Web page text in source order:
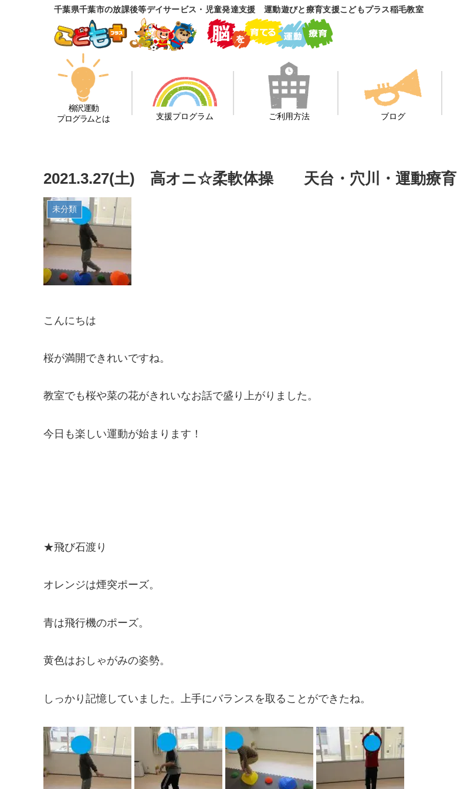
千葉県千葉市の放課後等デイサービス・児童発達支援 運動遊びと療育支援こどもプラス稲毛教室
柳沢運動
プログラムとは
支援プログラム ご利用方法 ブログ
2021.3.27(土) 高オニ☆柔軟体操 天台・穴川・運動療育
未分類
こんにちは
桜が満開できれいですね。
教室でも桜や菜の花がきれいなお話で盛り上がりました。
今日も楽しい運動が始まります！
★飛び石渡り
オレンジは煙突ポーズ。
青は飛行機のポーズ。
黄色はおしゃがみの姿勢。
しっかり記憶していました。上手にバランスを取ることができたね。